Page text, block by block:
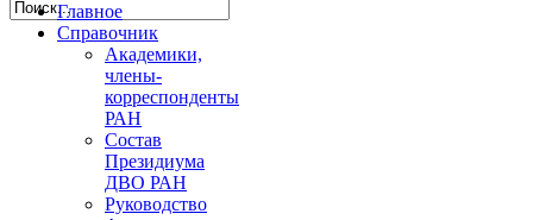
Главное
Справочник
Академики,
члены-
корреспонденты
РАН
Состав
Президиума
ДВО РАН
Руководство